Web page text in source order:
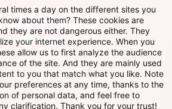
X Instagram
YoutubeTikTokTwitch
times a day on the different sites you
about them? These cookies are
they are not dangerous either. They
your internet experience. When you
allow us to first analyze the audience
of the site. And they are mainly used
to you that match what you like. Note
preferences at any time, thanks to the
of personal data, and feel free to
clarification. Thank you for your trust!